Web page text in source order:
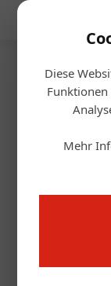
Diese
Mehr
up-